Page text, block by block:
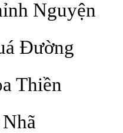
Nguyện
Đường
Thiền